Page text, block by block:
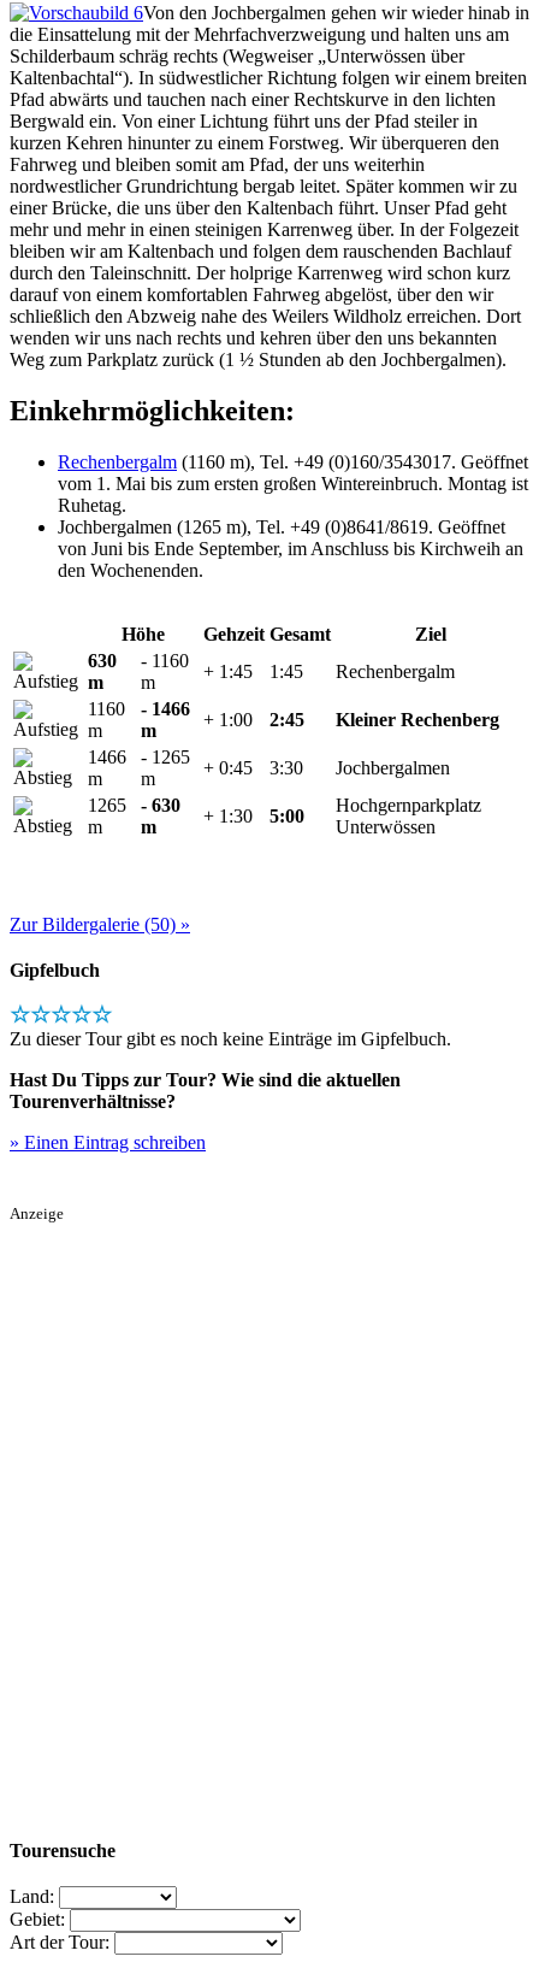
Von den Jochbergalmen gehen wir wieder hinab in
die Einsattelung mit der Mehrfachverzweigung und halten uns am
Schilderbaum schräg rechts (Wegweiser „Unterwössen über
Kaltenbachtal“). In südwestlicher Richtung folgen wir einem breiten
Pfad abwärts und tauchen nach einer Rechtskurve in den lichten
Bergwald ein. Von einer Lichtung führt uns der Pfad steiler in
kurzen Kehren hinunter zu einem Forstweg. Wir überqueren den
Fahrweg und bleiben somit am Pfad, der uns weiterhin
nordwestlicher Grundrichtung bergab leitet. Später kommen wir zu
einer Brücke, die uns über den Kaltenbach führt. Unser Pfad geht
mehr und mehr in einen steinigen Karrenweg über. In der Folgezeit
bleiben wir am Kaltenbach und folgen dem rauschenden Bachlauf
durch den Taleinschnitt. Der holprige Karrenweg wird schon kurz
darauf von einem komfortablen Fahrweg abgelöst, über den wir
schließlich den Abzweig nahe des Weilers Wildholz erreichen. Dort
wenden wir uns nach rechts und kehren über den uns bekannten
Weg zum Parkplatz zurück (1 ½ Stunden ab den Jochbergalmen).
Einkehrmöglichkeiten:
Rechenbergalm (1160 m), Tel. +49 (0)160/3543017. Geöffnet
vom 1. Mai bis zum ersten großen Wintereinbruch. Montag ist
Ruhetag.
Jochbergalmen (1265 m), Tel. +49 (0)8641/8619. Geöffnet
von Juni bis Ende September, im Anschluss bis Kirchweih an
den Wochenenden.
Höhe Gehzeit Gesamt
Ziel
630
m
- 1160
m
+ 1:45 1:45
Rechenbergalm
1160
m
- 1466
m
+ 1:00 2:45
Kleiner Rechenberg
1466
m
- 1265
m
+ 0:45 3:30
Jochbergalmen
1265
m
- 630
m
+ 1:30 5:00
Hochgernparkplatz
Unterwössen
Zur Bildergalerie (50) »
Gipfelbuch
☆☆☆☆☆
Zu dieser Tour gibt es noch keine Einträge im Gipfelbuch.
Hast Du Tipps zur Tour? Wie sind die aktuellen
Tourenverhältnisse?
» Einen Eintrag schreiben
Anzeige
Tourensuche
Land:
Gebiet:
Art der Tour: